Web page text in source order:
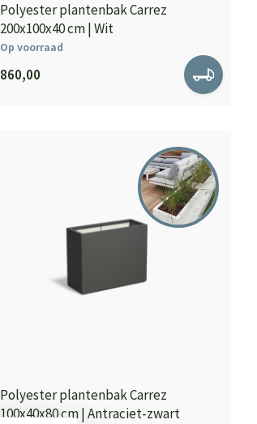
Polyester plantenbak Carrez
200x100x40 cm | Wit
Op voorraad
860,00
Polyester plantenbak Carrez
100x40x80 cm | Antraciet-zwart